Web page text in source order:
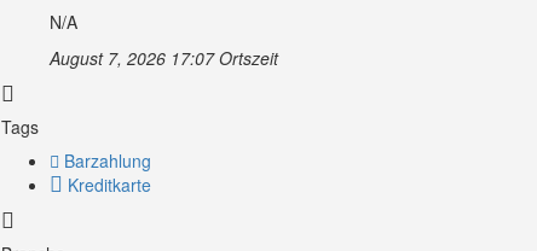
N/A
August 7, 2026 17:07 Ortszeit
Tags
Barzahlung
Kreditkarte